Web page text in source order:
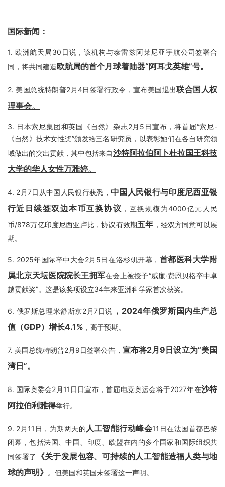
国际新闻：
1. 欧洲航天局30日说，该机构与泰雷兹阿莱尼亚宇航公司签署合
同，将共同建造欧航局的首个月球着陆器“阿耳戈英雄”号。
2. 美国总统特朗普2月4日签署行政令，宣布美国退出联合国人权
理事会。
3. 日本索尼集团和英国《自然》杂志2月5日宣布，将首届“索尼-
《自然》技术女性奖”颁发给三名研究员，以表彰她们在各自研究领
域做出的突出贡献，其中包括来自沙特阿拉伯阿卜杜拉国王科技
大学的华人女性万雅婷。
4. 2月7日从中国人民银行获悉， 中国人民银行与印度尼西亚银
行近日续签双边本币互换协议 ，互换规模为4000亿元人民
币/878万亿印度尼西亚卢比，协议有效期五年 ，经双方同意可以展
期。
5. 2025年国际卒中大会2月5日在洛杉矶开幕， 首都医科大学附
属北京天坛医院院长王拥军在会上被授予“威廉·费恩贝格卒中卓
越贡献奖”。这是该奖项设立34年来亚洲科学家首次获奖。
6. 俄罗斯总理米舒斯京2月7日说 ，2024年俄罗斯国内生产总
值（GDP）增长4.1% ，高于预期。
7. 美国总统特朗普2月9日签署公告， 宣布将2月9日设立为“美国
湾日”。
8. 国际奥委会2月11日日宣布，首届电竞奥运会将于2027年在沙特
阿拉伯利雅得举行。
9. 2月11日，为期两天的人工智能行动峰会11日在法国首都巴黎
闭幕，包括法国、中国、印度、欧盟在内的多个国家和国际组织共
同签署了
《关于发展包容、可持续的人工智能造福人类与地
球的声明》 。但美国和英国未签署这一声明。